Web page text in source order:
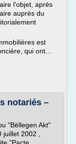
l'objet, après
auprès du
est
qui ont...
notariés –
"Bëllegen Akt"
2002 ,